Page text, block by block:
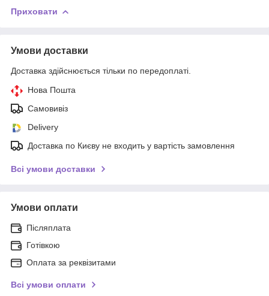
Приховати
Умови доставки
Доставка здійснюється тільки по передоплаті.
Нова Пошта
Самовивіз
Delivery
Доставка по Києву не входить у вартість замовлення
Всі умови доставки
Умови оплати
Післяплата
Готівкою
Оплата за реквізитами
Всі умови оплати